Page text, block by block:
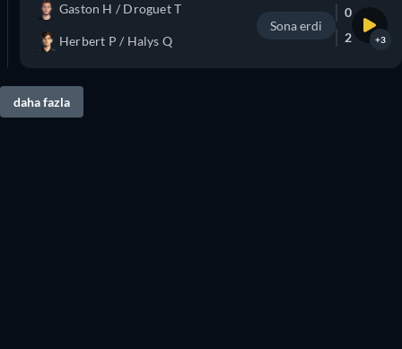
Gaston H / Droguet T
Herbert P / Halys Q
Sona erdi
0
2
+3
daha fazla